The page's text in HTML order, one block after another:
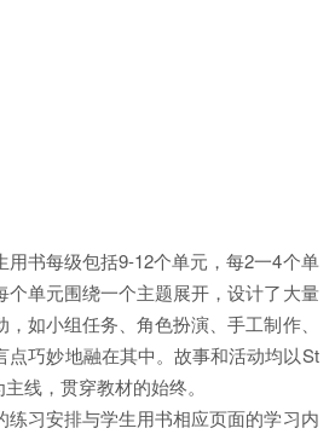
用书每级包括9-12个单元，每2一4个单
个单元围绕一个主题展开，设计了大量
如小组任务、角色扮演、手工制作、
点巧妙地融在其中。故事和活动均以St
线，贯穿教材的始终。
练习安排与学生用书相应页面的学习内